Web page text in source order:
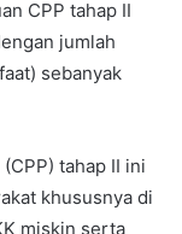
CPP tahap II
jumlah
sebanyak
tahap II ini
khususnya di
miskin serta